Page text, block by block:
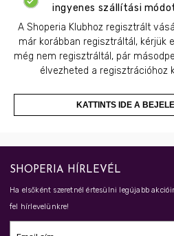
ingyenes szállítási
A Shoperia Klubhoz regisztrált
már korábban regisztráltál, kérjük
még nem regisztráltál, pár
élvezheted a regisztrációhoz
KATTINTS IDE A
SHOPERIA HÍRLEVÉL
Ha elsőként szeretnél értesülni legújabb
fel hírlevelünkre!